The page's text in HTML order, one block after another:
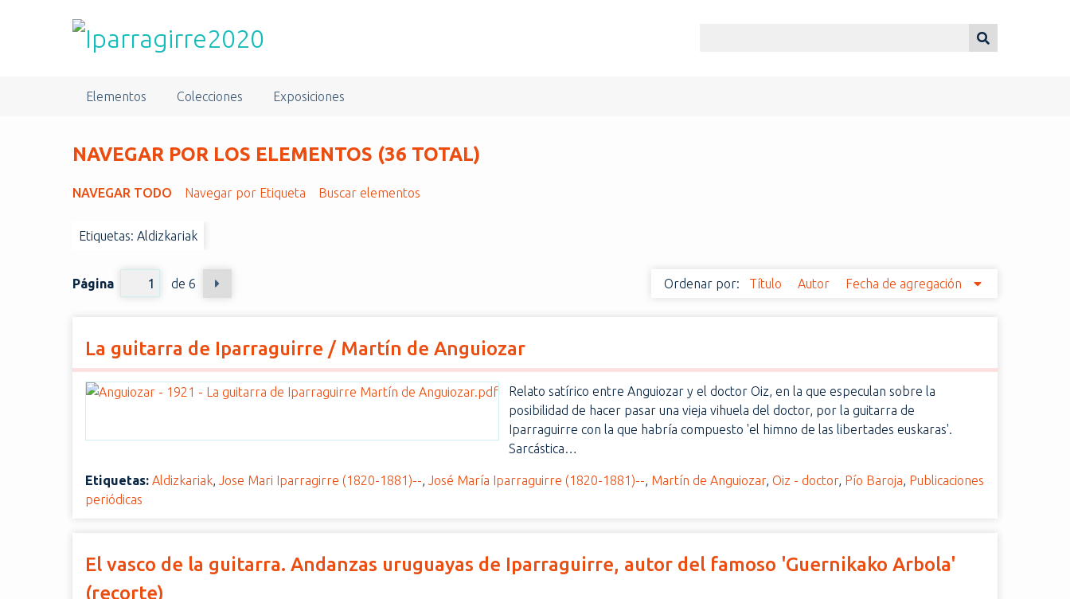
Elementos Colecciones Exposiciones
NAVEGAR POR LOS ELEMENTOS (36 TOTAL)
NAVEGAR TODO Navegar por Etiqueta Buscar elementos
Etiquetas: Aldizkariak
Página de 6 Ordenar por: Título Autor Fecha de agregación
La guitarra de Iparraguirre / Martín de Anguiozar
Relato satírico entre Anguiozar y el doctor Oiz, en la que especulan sobre la
posibilidad de hacer pasar una vieja vihuela del doctor, por la guitarra de
Iparraguirre con la que habría compuesto 'el himno de las libertades euskaras'.
Sarcástica…
Etiquetas: Aldizkariak,Jose Mari Iparragirre (1820-1881)--,José María Iparraguirre (1820-1881)--, Martín de Anguiozar,Oiz - doctor, Pío Baroja, Publicaciones
periódicas
El vasco de la guitarra. Andanzas uruguayas de Iparraguirre, autor del famoso 'Guernikako Arbola'
(recorte)